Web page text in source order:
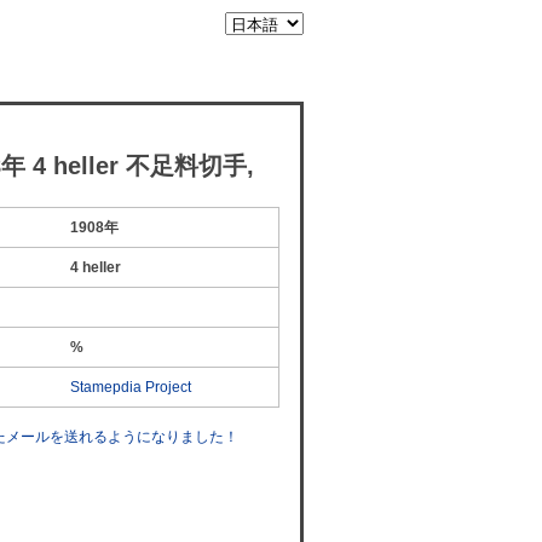
4 heller 不足料切手,
1908年
4 heller
%
Stamepdia Project
ールを送れるようになりました！